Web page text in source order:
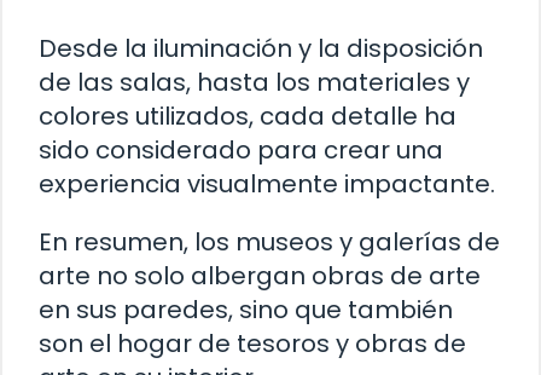
Desde la iluminación y la disposición
de las salas, hasta los materiales y
colores utilizados, cada detalle ha
sido considerado para crear una
experiencia visualmente impactante.
En resumen, los museos y galerías de
arte no solo albergan obras de arte
en sus paredes, sino que también
son el hogar de tesoros y obras de